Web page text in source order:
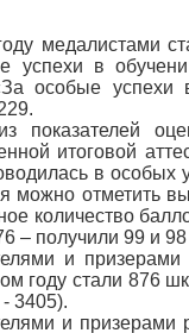
медалистами
успехи в
особые успехи
показателей
итоговой
в особых
можно отметить
количество
– получили 99 и
и
году стали 876
- 3405).
и призерами